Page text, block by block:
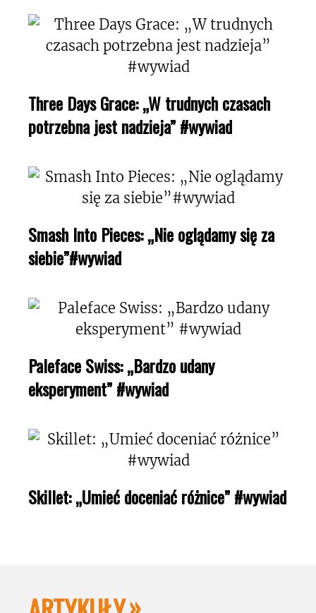
Three Days Grace: „W trudnych czasach
potrzebna jest nadzieja” #wywiad
Smash Into Pieces: „Nie oglądamy się za
siebie”#wywiad
Paleface Swiss: „Bardzo udany
eksperyment” #wywiad
Skillet: „Umieć doceniać różnice” #wywiad